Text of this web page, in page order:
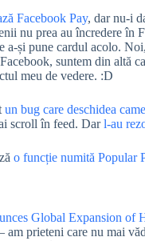
Facebook Pay, dar nu-i
nu prea au încredere în
a-și pune cardul acolo.
suntem din altă
meu de vedere. :D
un bug care deschidea
scroll în feed. Darl-au
o funcție numită Popular
Global Expansion of
am prieteni care nu mai